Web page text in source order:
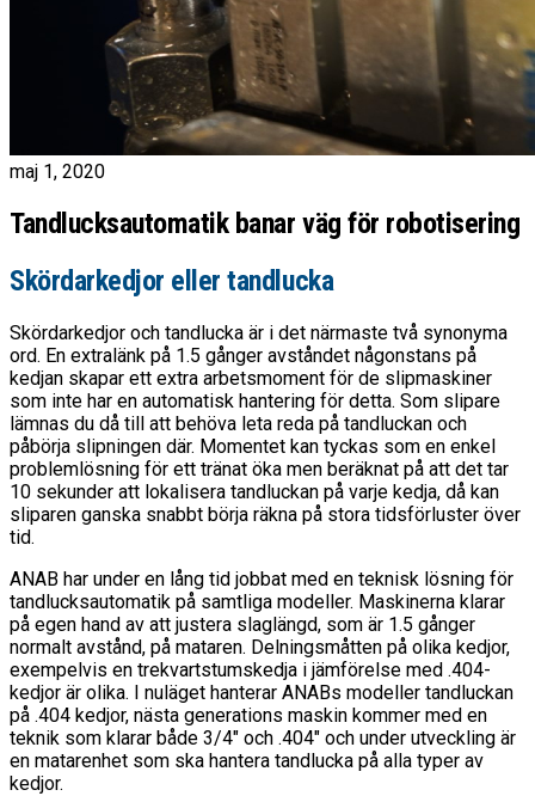
maj 1, 2020
Tandlucksautomatik banar väg för robotisering
Skördarkedjor eller tandlucka
Skördarkedjor och tandlucka är i det närmaste två synonyma
ord. En extralänk på 1.5 gånger avståndet någonstans på
kedjan skapar ett extra arbetsmoment för de slipmaskiner
som inte har en automatisk hantering för detta. Som slipare
lämnas du då till att behöva leta reda på tandluckan och
påbörja slipningen där. Momentet kan tyckas som en enkel
problemlösning för ett tränat öka men beräknat på att det tar
10 sekunder att lokalisera tandluckan på varje kedja, då kan
sliparen ganska snabbt börja räkna på stora tidsförluster över
tid.
ANAB har under en lång tid jobbat med en teknisk lösning för
tandlucksautomatik på samtliga modeller. Maskinerna klarar
på egen hand av att justera slaglängd, som är 1.5 gånger
normalt avstånd, på mataren. Delningsmåtten på olika kedjor,
exempelvis en trekvartstumskedja i jämförelse med .404-
kedjor är olika. I nuläget hanterar ANABs modeller tandluckan
på .404 kedjor, nästa generations maskin kommer med en
teknik som klarar både 3/4″ och .404" och under utveckling är
en matarenhet som ska hantera tandlucka på alla typer av
kedjor.